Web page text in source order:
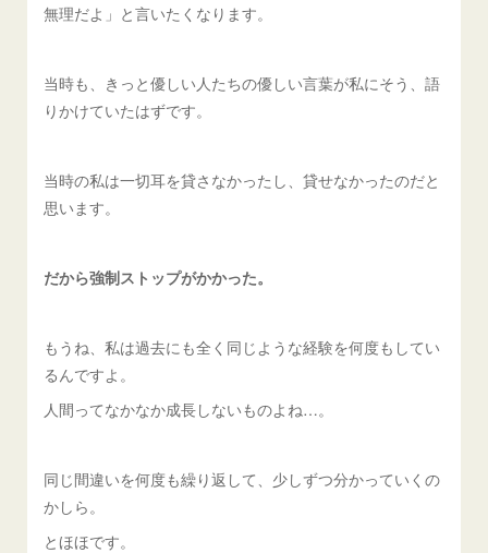
無理だよ」と言いたくなります。
当時も、きっと優しい人たちの優しい言葉が私にそう、語
りかけていたはずです。
当時の私は一切耳を貸さなかったし、貸せなかったのだと
思います。
だから強制ストップがかかった。
もうね、私は過去にも全く同じような経験を何度もしてい
るんですよ。
人間ってなかなか成長しないものよね…。
同じ間違いを何度も繰り返して、少しずつ分かっていくの
かしら。
とほほです。